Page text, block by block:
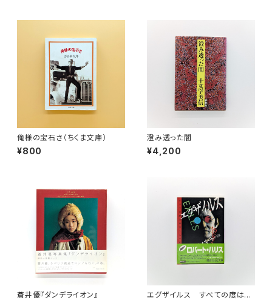
俺様の宝石さ（ちくま文庫）
¥800
澄み透った闇
¥4,200
蒼井優『ダンデライオン』
エグザイルス すべての度は自